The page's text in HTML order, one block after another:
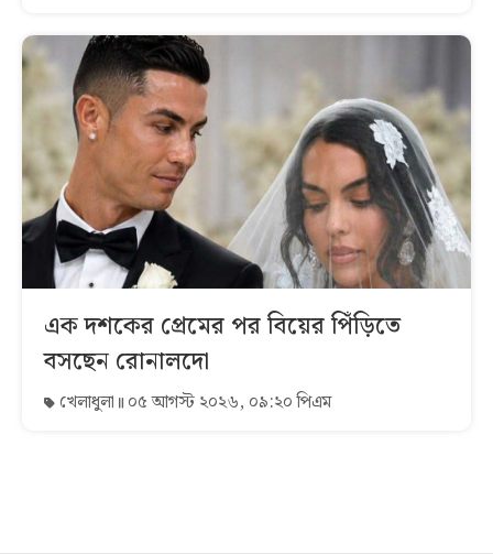
এক দশকের প্রেমের পর বিয়ের পিঁড়িতে
বসছেন রোনালদো
খেলাধুলা ০৫ আগস্ট ২০২৬, ০৯:২০ পিএম